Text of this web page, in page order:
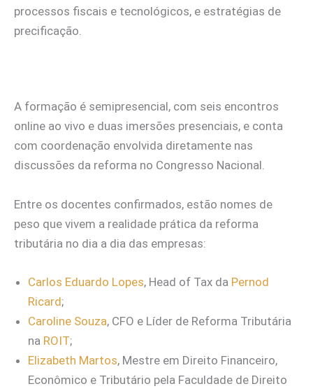
processos fiscais e tecnológicos, e estratégias de
precificação.
A formação é semipresencial, com seis encontros
online ao vivo e duas imersões presenciais, e conta
com coordenação envolvida diretamente nas
discussões da reforma no Congresso Nacional.
Entre os docentes confirmados, estão nomes de
peso que vivem a realidade prática da reforma
tributária no dia a dia das empresas:
Carlos Eduardo Lopes, Head of Tax da Pernod
Ricard;
Caroline Souza, CFO e Líder de Reforma Tributária
na ROIT;
Elizabeth Martos, Mestre em Direito Financeiro,
Econômico e Tributário pela Faculdade de Direito